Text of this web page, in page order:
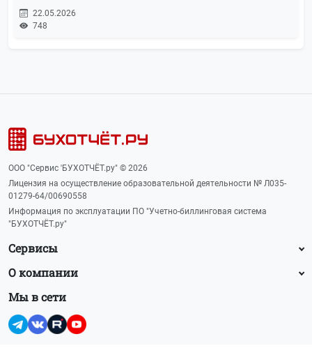
22.05.2026
748
ООО "Сервис 'БУХОТЧЁТ.ру" © 2026
Лицензия на осуществление образовательной деятельности № Л035-
01279-64/00690558
Информация по эксплуатации ПО "Учетно-биллинговая система
"БУХОТЧЁТ.ру"
Сервисы
О компании
Мы в сети